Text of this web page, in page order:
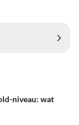
niveau: wat